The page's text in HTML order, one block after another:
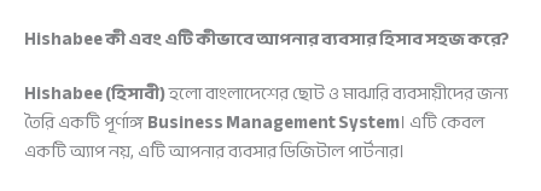
Hishabee কী এবং এটি কীভাবে আপনার ব্যবসার হিসাব সহজ করে?
Hishabee (হিসাবী)হলো বাংলাদেশের ছোট ও মাঝারি ব্যবসায়ীদের জন্য
তৈরি একটি পূর্ণাঙ্গBusiness Management System। এটি কেবল
একটি অ্যাপ নয়, এটি আপনার ব্যবসার ডিজিটাল পার্টনার।